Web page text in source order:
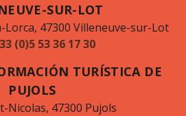
SUR-LOT
Lorca, 47300 Villeneuve-sur-Lot
(0)5 53 36 17 30
TURÍSTICA DE
PUJOLS
Nicolas, 47300 Pujols